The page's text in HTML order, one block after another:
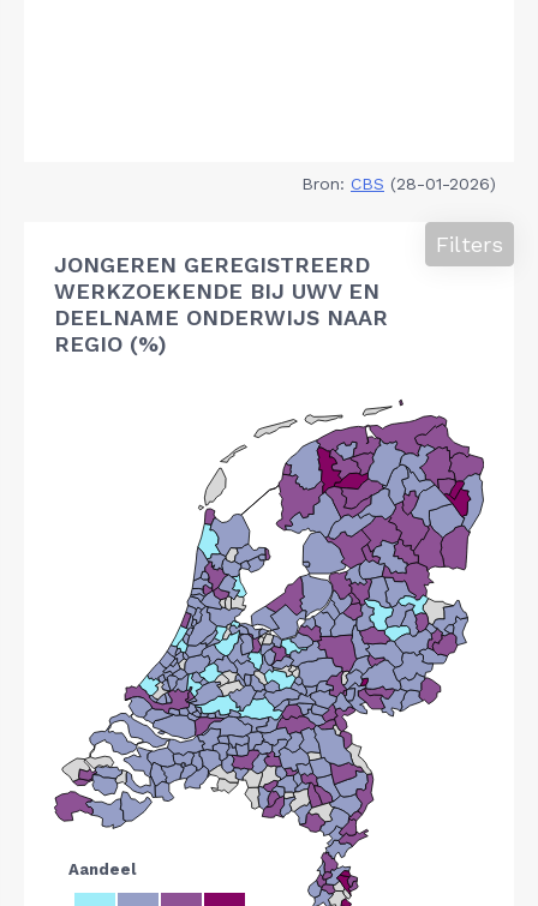
Bron: CBS (28-01-2026)
JONGEREN GEREGISTREERD
WERKZOEKENDE BIJ UWV EN
DEELNAME ONDERWIJS NAAR
REGIO (%)
Filters